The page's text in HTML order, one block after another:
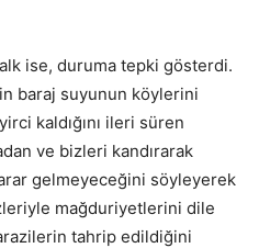
ise, duruma tepki gösterdi.
baraj suyunun köylerini
kaldığını ileri süren
ve bizleri kandırarak
gelmeyeceğini söyleyerek
mağduriyetlerini dile
tahrip edildiğini